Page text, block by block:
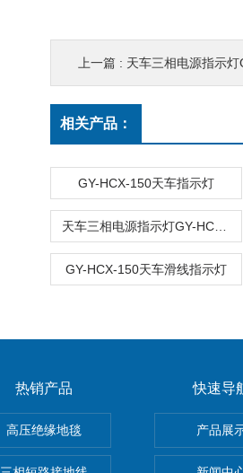
上一篇 : 天车三相电源指示
相关产品：
GY-HCX-150天车指示灯
GY-HCX-150天车滑线指示灯
热销产品
高压绝缘地毯
快速导
产品展